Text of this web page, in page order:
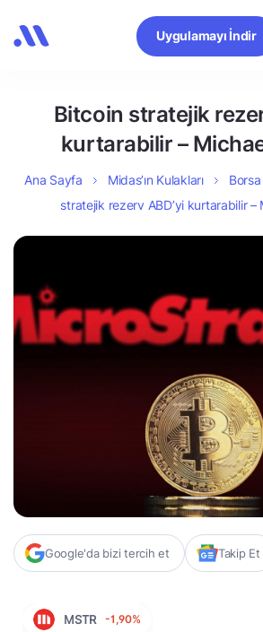
Uygulamayı İndir
Bitcoin stratejik
kurtarabilir –
Ana Sayfa Midas’ın Kulakları
stratejik rezerv ABD’yi kurtarabilir –
Google'da bizi tercih et Takip Et
MSTR -1,90%